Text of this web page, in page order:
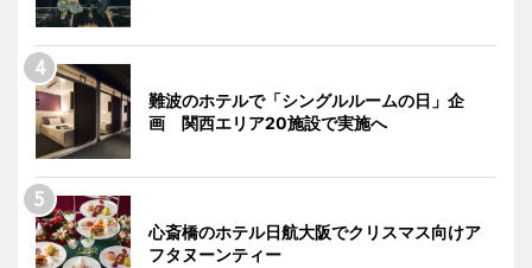
難波のホテルで「シングルルームの日」企
画 関西エリア20施設で実施へ
心斎橋のホテル日航大阪でクリスマス向けア
フタヌーンティー